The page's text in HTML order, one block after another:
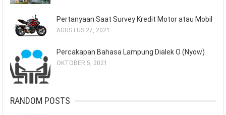
Pertanyaan Saat Survey Kredit Motor atau Mobil
AGUSTUS 27, 2021
Percakapan Bahasa Lampung Dialek O (Nyow)
OKTOBER 5, 2021
RANDOM POSTS